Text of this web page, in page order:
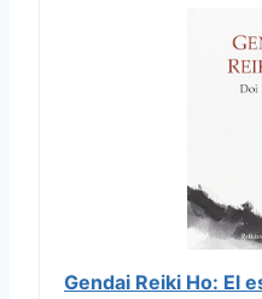
Gendai Reiki Ho: El